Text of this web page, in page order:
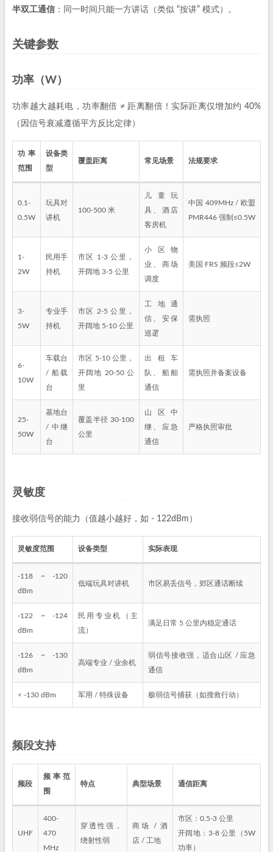
半双工通信 ：同一时间只能一方讲话（类似 “按讲” 模式）。
关键参数
功率（W）
功率越大越耗电，功率翻倍 ≠ 距离翻倍！实际距离仅增加约 40%
（因信号衰减遵循平方反比定律）
功率
范围
设备类
型
覆盖距离 常见场景 法规要求
0.1-
0.5W
玩具对
讲机
100-500 米
儿童玩
具、酒店
客房机
中国 409MHz / 欧盟
PMR446 强制≤0.5W
1-
2W
民用手
持机
市区 1-3 公里，
开阔地 3-5 公里
小区物
业、商场
调度
美国 FRS 频段≤2W
3-
5W
专业手
持机
市区 2-5 公里，
开阔地 5-10 公里
工地通
信、安保
巡逻
需执照
6-
10W
车载台
/ 船载
台
市区 5-10 公里，
开阔地 20-50 公
里
出租车
队、船舶
通信
需执照并备案设备
25-
50W
基地台
/ 中继
台
覆盖半径 30-100
公里
山区中
继、应急
通信
严格执照审批
灵敏度
接收弱信号的能力（值越小越好，如 - 122dBm）
灵敏度范围 设备类型 实际表现
-118 ~ -120
dBm
低端玩具对讲机 市区易丢信号，郊区通话断续
-122 ~ -124
dBm
民用专业机（主
流）
满足日常 5 公里内稳定通话
-126 ~ -130
dBm
高端专业 / 业余机
弱信号接收强，适合山区 / 应急
通信
< -130 dBm 军用 / 特殊设备 极弱信号捕获（如搜救行动）
频段支持
频段
频率范
围
特点 典型场景 通信距离
UHF
400-
470
MHz
穿透性强，
绕射性弱
商场 / 酒
店 / 工地
市区：0.5-3 公里
开阔地：3-8 公里（5W
功率）